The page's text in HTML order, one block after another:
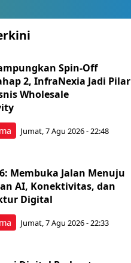
Spin-Off
2, InfraNexia Jadi Pilar
Wholesale
Jumat, 7 Agu 2026 - 22:48
Membuka Jalan Menuju
AI, Konektivitas, dan
Digital
Jumat, 7 Agu 2026 - 22:33